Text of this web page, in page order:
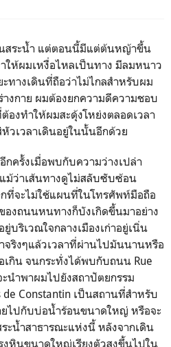
สระน้ำ แต่ตอนนี้มีแต่ต้นหญ้าขึ้น
ให้ผมเหงื่อไหลเป็นทาง มีลมหนาว
ทางเดินที่ถือว่าไม่ไกลสำหรับผม
งกาย ผมต้องยกความดีความชอบ
องทำให้ผมสะดุ้งโหย่งตลอดเวลา
วเวลาเดินอยู่ในนั้นอีกด้วย
รั้งเมื่อพบกับความว่างเปล่า
ม้ว่าเส้นทางดูไม่สลับซับซ้อน
ที่จะไม่ใช้แผนที่ในโทรศัพท์มือถือ
งถนนหนทางก็บังเกิดขึ้นมาอย่าง
บริเวณใจกลางเมืองเก่าอยู่เนิ่น
จริงๆแล้วเวลาที่ผ่านไปมันนานหรือ
กิน จนกระทั่งได้พบกับถนน Rue
นำพาผมไปยังสถาปัตยกรรม
Constantin เป็นสถานที่สำหรับ
ไปกับบ่อน้ำร้อนขนาดใหญ่ หรือจะ
ะน้ำสาธารณะแห่งนี้ หลังจากเดิน
งหินขนาดใหญ่เรียงตัวสูงขึ้นไปใน